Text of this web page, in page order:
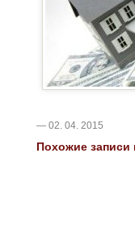
— 02. 04. 2015
Похожие записи